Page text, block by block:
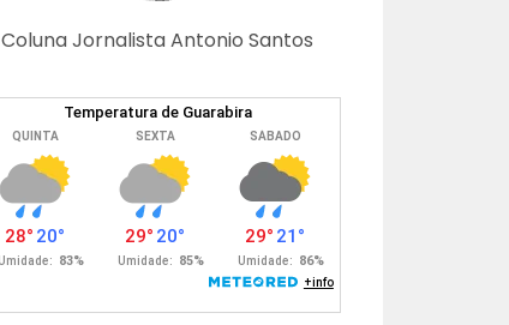
Coluna Jornalista Antonio Santos